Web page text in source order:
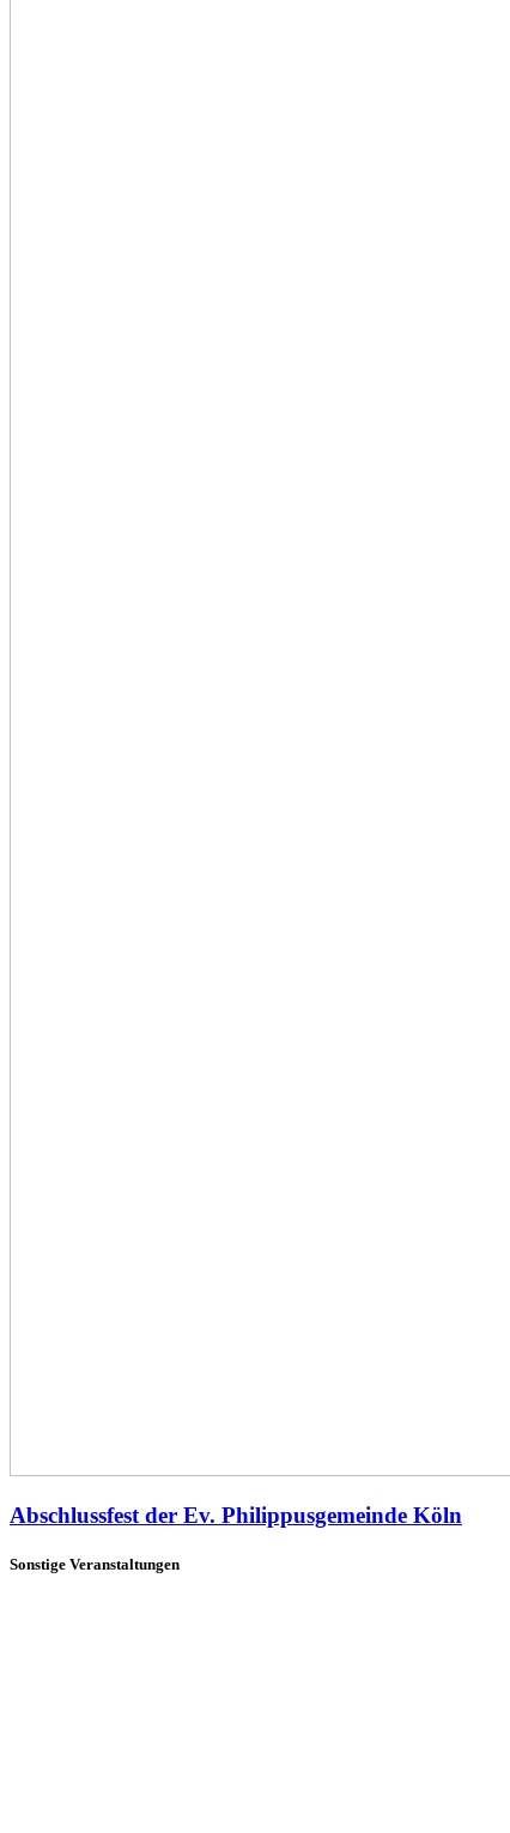
Abschlussfest der Ev. Philippusgemeinde Köln
Sonstige Veranstaltungen